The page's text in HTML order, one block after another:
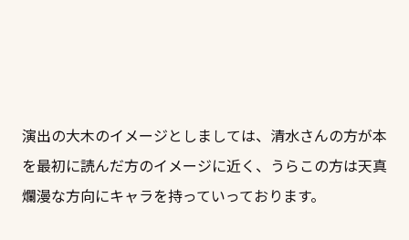
演出の大木のイメージとしましては、清水さんの方が本
を最初に読んだ方のイメージに近く、うらこの方は天真
爛漫な方向にキャラを持っていっております。